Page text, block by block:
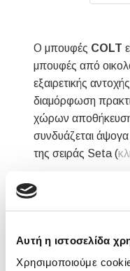
Αυτή η ιστοσελίδα
Χρησιμοποιούμε
Ο μπουφές COLT
μπουφές από
εξαιρετικής
διαμόρφωση
χώρων
συνδυάζεται
της σειράς Seta (
διαφέρουν ανάλογα
οθόνης και την